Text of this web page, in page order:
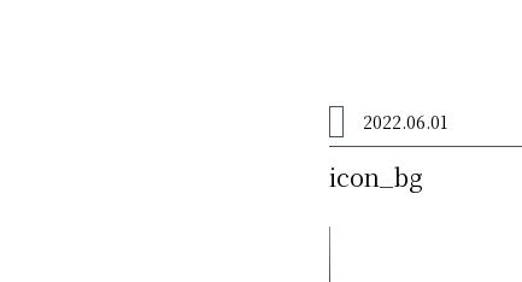
2022.06.01
icon_bg